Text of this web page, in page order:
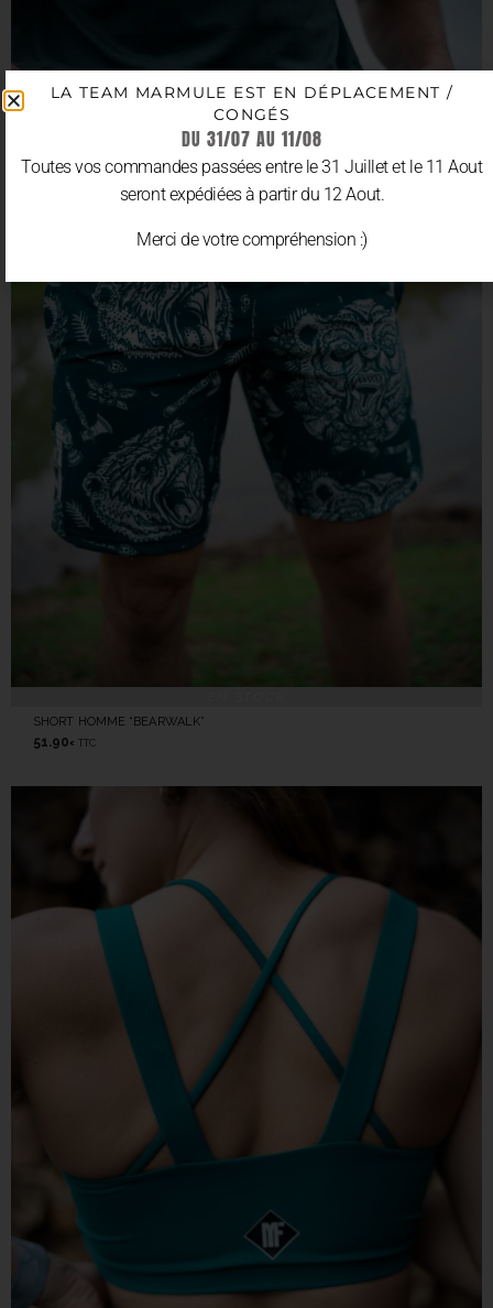
SHORT HOMME “BEARWALK”
51.90 € TTC
LA TEAM MARMULE EST EN DÉPLACEMENT /
CONGÉS
DU 31/07 AU 11/08
Toutes vos commandes passées entre le 31 Juillet et le 11 Aout
seront expédiées à partir du 12 Aout.
Merci de votre compréhension :)